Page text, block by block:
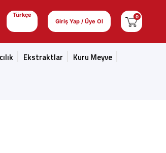
Türkçe
Giriş Yap / Üye Ol
0
Ekstraktlar Kuru Meyve